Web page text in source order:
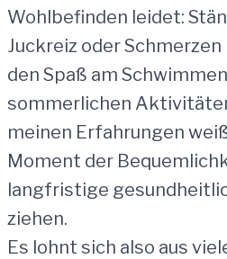
Wohlbefinden leidet:
Juckreiz oder
den Spaß am
sommerlichen
meinen Erfahrungen
Moment der
langfristige
ziehen.
Es lohnt sich also aus